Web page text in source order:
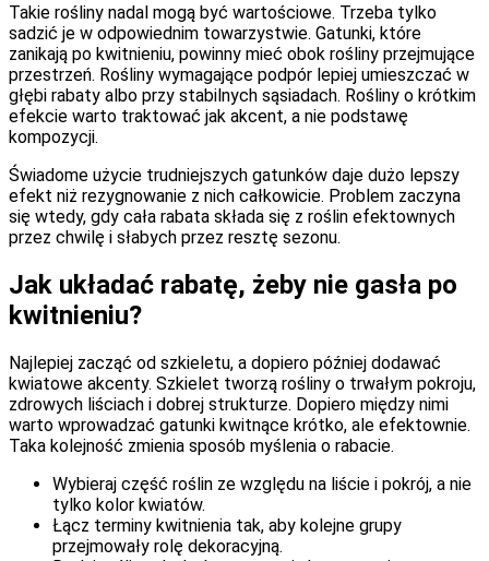
Takie rośliny nadal mogą być wartościowe. Trzeba tylko
sadzić je w odpowiednim towarzystwie. Gatunki, które
zanikają po kwitnieniu, powinny mieć obok rośliny przejmujące
przestrzeń. Rośliny wymagające podpór lepiej umieszczać w
głębi rabaty albo przy stabilnych sąsiadach. Rośliny o krótkim
efekcie warto traktować jak akcent, a nie podstawę
kompozycji.
Świadome użycie trudniejszych gatunków daje dużo lepszy
efekt niż rezygnowanie z nich całkowicie. Problem zaczyna
się wtedy, gdy cała rabata składa się z roślin efektownych
przez chwilę i słabych przez resztę sezonu.
Jak układać rabatę, żeby nie gasła po
kwitnieniu?
Najlepiej zacząć od szkieletu, a dopiero później dodawać
kwiatowe akcenty. Szkielet tworzą rośliny o trwałym pokroju,
zdrowych liściach i dobrej strukturze. Dopiero między nimi
warto wprowadzać gatunki kwitnące krótko, ale efektownie.
Taka kolejność zmienia sposób myślenia o rabacie.
Wybieraj część roślin ze względu na liście i pokrój, a nie
tylko kolor kwiatów.
Łącz terminy kwitnienia tak, aby kolejne grupy
przejmowały rolę dekoracyjną.